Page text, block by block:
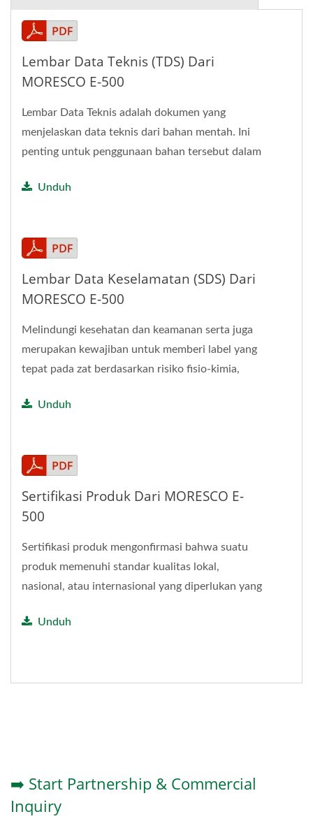
Lembar Data Teknis (TDS) Dari
MORESCO E-500
Lembar Data Teknis adalah dokumen yang
menjelaskan data teknis dari bahan mentah. Ini
penting untuk penggunaan bahan tersebut dalam
Unduh
Lembar Data Keselamatan (SDS) Dari
MORESCO E-500
Melindungi kesehatan dan keamanan serta juga
merupakan kewajiban untuk memberi label yang
tepat pada zat berdasarkan risiko fisio-kimia,
Unduh
Sertifikasi Produk Dari MORESCO E-
500
Sertifikasi produk mengonfirmasi bahwa suatu
produk memenuhi standar kualitas lokal,
nasional, atau internasional yang diperlukan yang
Unduh